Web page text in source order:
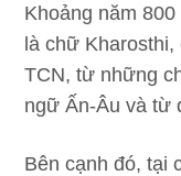
Khoảng năm
là chữ
TCN, từ những
ngữ Ấn-Âu và từ
Bên cạnh đó, tại